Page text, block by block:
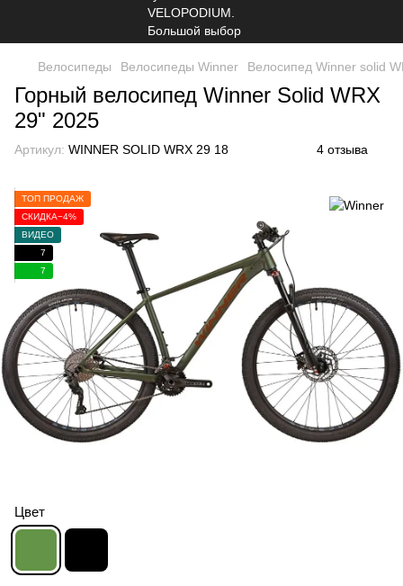
Велосипеды Велосипеды Winner Велосипед Winner solid
Горный велосипед Winner Solid WRX
29" 2025
Артикул: WINNER SOLID WRX 29 18 4 отзыва
ТОП ПРОДАЖ
СКИДКА−4%
ВИДЕО
7
7
Цвет